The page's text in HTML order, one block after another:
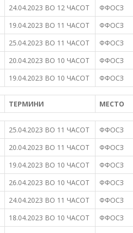
24.04.2023 ВО 12 ЧАСОТ
ФФОСЗ
19.04.2023 ВО 11 ЧАСОТ
ФФОСЗ
25.04.2023 ВО 11 ЧАСОТ
ФФОСЗ
20.04.2023 ВО 10 ЧАСОТ
ФФОСЗ
19.04.2023 ВО 10 ЧАСОТ ФФОСЗ
ТЕРМИНИ МЕСТО
25.04.2023 ВО 11 ЧАСОТ
ФФОСЗ
20.04.2023 ВО 11 ЧАСОТ
ФФОСЗ
19.04.2023 ВО 10 ЧАСОТ
ФФОСЗ
26.04.2023 ВО 10 ЧАСОТ
ФФОСЗ
24.04.2023 ВО 11 ЧАСОТ
ФФОСЗ
18.04.2023 ВО 10 ЧАСОТ ФФОСЗ